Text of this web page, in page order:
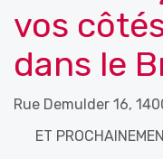
vos
dans le
Rue Demulder 16,
ET